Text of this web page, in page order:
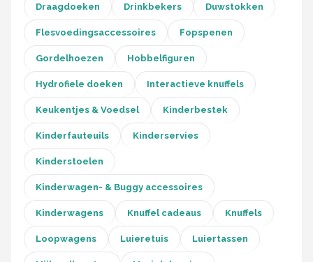
Draagdoeken Drinkbekers Duwstokken
Flesvoedingsaccessoires Fopspenen
Gordelhoezen Hobbelfiguren
Hydrofiele doeken Interactieve knuffels
Keukentjes & Voedsel Kinderbestek
Kinderfauteuils Kinderservies
Kinderstoelen
Kinderwagen- & Buggy accessoires
Kinderwagens Knuffel cadeaus Knuffels
Loopwagens Luieretuis Luiertassen